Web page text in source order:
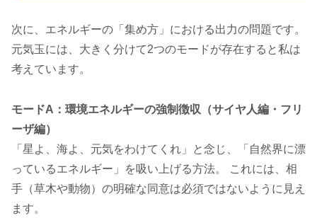
次に、エネルギーの「集め方」における出力の問題です。
元気玉には、大きく分けて2つのモードが存在すると私は
考えています。
モードA：環境エネルギーの強制徴収（サイヤ人編・フリ
ーザ編）
「星よ、海よ、元気をわけてくれ」と念じ、「自然界に漂
っているエネルギー」を吸い上げる方法。 これには、相
手（草木や動物）の明確な同意は必須ではないように見え
ます。